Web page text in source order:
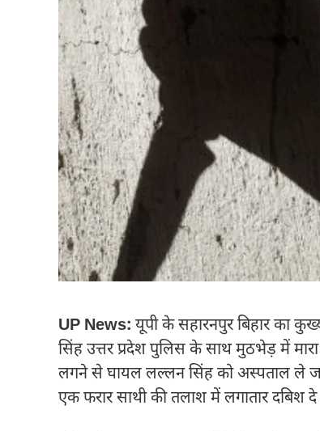
UP News: यूपी के सहारनपुर बिहार का
सिंह उत्तर प्रदेश पुलिस के साथ मुठभेड़ में
लगने से घायल लल्लन सिंह को अस्पताल ले
एक फरार साथी की तलाश में लगातार दबिश दे